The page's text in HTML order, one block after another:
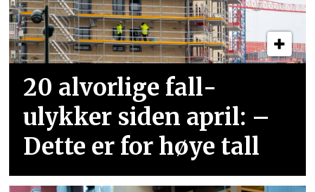
20 alvorlige fall­
ulykker siden april: –
Dette er for høye tall